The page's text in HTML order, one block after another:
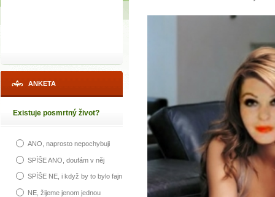
ANKETA
Existuje posmrtný život?
ANO, naprosto nepochybuji
SPÍŠE ANO, doufám v něj
SPÍŠE NE, i když by to bylo fajn
NE, žijeme jenom jednou